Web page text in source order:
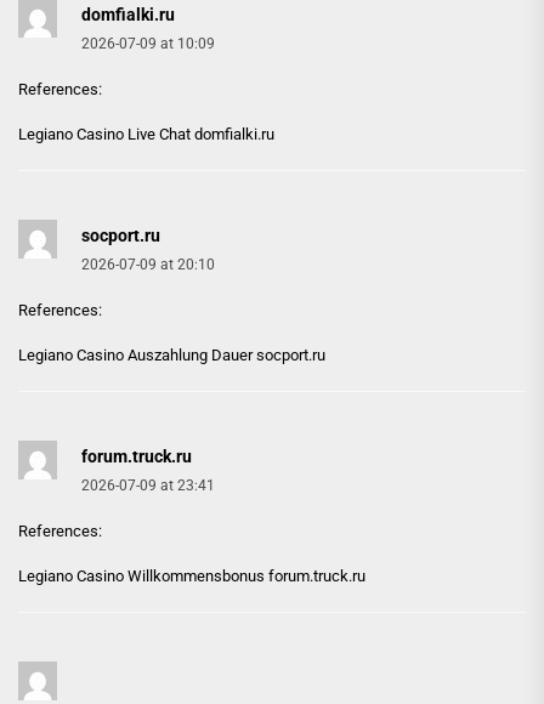
domfialki.ru
2026-07-09 at 10:09
References:
Legiano Casino Live Chat domfialki.ru
socport.ru
2026-07-09 at 20:10
References:
Legiano Casino Auszahlung Dauersocport.ru
forum.truck.ru
2026-07-09 at 23:41
References:
Legiano Casino Willkommensbonus forum.truck.ru